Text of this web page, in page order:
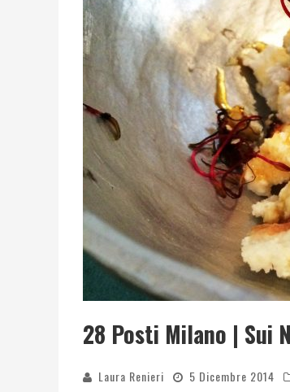
LIBRI LETTI NEL 2025: TUTTE
28 Posti Milano | Sui
Laura Renieri 5 Dicembre 2014